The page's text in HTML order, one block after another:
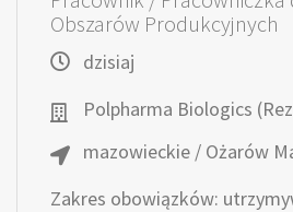
Obszarów Produkcyjnych
dzisiaj
Polpharma Biologics
mazowieckie / Ożarów
Zakres obowiązków: